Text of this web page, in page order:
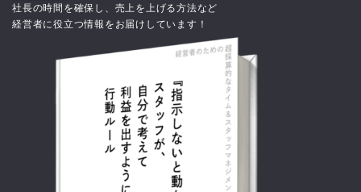
社長の時間を確保し、売上を上げる方法など
経営者に役立つ情報をお届けしています！